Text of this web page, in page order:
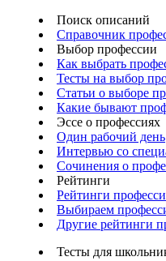
Поиск описаний
Справочник
Выбор профессии
Как выбрать
Тесты на выбор
Статьи о выборе
Какие бывают
Эссе о профессиях
Один рабочий день
Интервью со
Сочинения о
Рейтинги
Рейтинги
Выбираем
Другие рейтинги
Тесты для